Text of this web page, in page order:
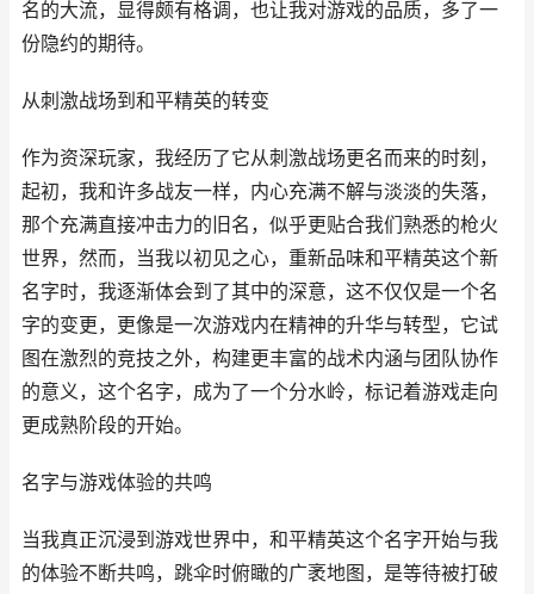
名的大流，显得颇有格调，也让我对游戏的品质，多了一
份隐约的期待。
从刺激战场到和平精英的转变
作为资深玩家，我经历了它从刺激战场更名而来的时刻，
起初，我和许多战友一样，内心充满不解与淡淡的失落，
那个充满直接冲击力的旧名，似乎更贴合我们熟悉的枪火
世界，然而，当我以初见之心，重新品味和平精英这个新
名字时，我逐渐体会到了其中的深意，这不仅仅是一个名
字的变更，更像是一次游戏内在精神的升华与转型，它试
图在激烈的竞技之外，构建更丰富的战术内涵与团队协作
的意义，这个名字，成为了一个分水岭，标记着游戏走向
更成熟阶段的开始。
名字与游戏体验的共鸣
当我真正沉浸到游戏世界中，和平精英这个名字开始与我
的体验不断共鸣，跳伞时俯瞰的广袤地图，是等待被打破